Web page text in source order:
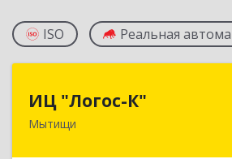
ISO Реальная
ИЦ "Логос-К"
Мытищи
141008, Московская обл,